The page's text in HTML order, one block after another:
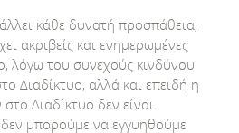
κάθε δυνατή προσπάθεια,
ακριβείς και ενημερωμένες
λόγω του συνεχούς κινδύνου
Διαδίκτυο, αλλά και επειδή η
Διαδίκτυο δεν είναι
μπορούμε να εγγυηθούμε